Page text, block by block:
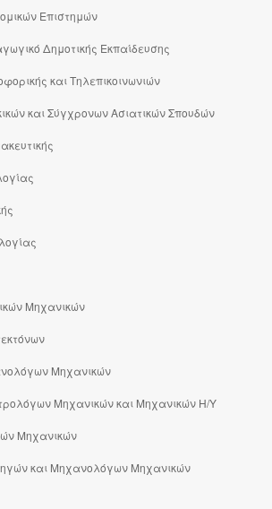
Επιστημών
Δημοτικής Εκπαίδευσης
και Τηλεπικοινωνιών
και Σύγχρονων Ασιατικών Σπουδών
Μηχανικών
Μηχανικών
Μηχανικών και Μηχανικών Η/Υ
Μηχανικών
και Μηχανολόγων Μηχανικών